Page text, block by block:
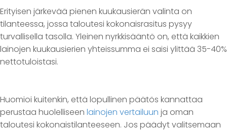
Erityisen järkevää pienen kuukausierän valinta on
tilanteessa, jossa taloutesi kokonaisrasitus pysyy
turvallisella tasolla. Yleinen nyrkkisääntö on, että kaikkien
lainojen kuukausierien yhteissumma ei saisi ylittää 35-40%
nettotuloistasi.
Huomioi kuitenkin, että lopullinen päätös kannattaa
perustaa huolelliseen lainojen vertailuun ja oman
taloutesi kokonaistilanteeseen. Jos päädyt valitsemaan